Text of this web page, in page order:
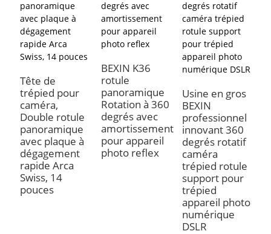
Tête de
trépied pour
caméra,
Double rotule
panoramique
avec plaque à
dégagement
rapide Arca
Swiss, 14
pouces
BEXIN K36
rotule
panoramique
Rotation à 360
degrés avec
amortissement
pour appareil
photo reflex
Usine en gros
BEXIN
professionnel
innovant 360
degrés rotatif
caméra
trépied rotule
support pour
trépied
appareil photo
numérique
DSLR